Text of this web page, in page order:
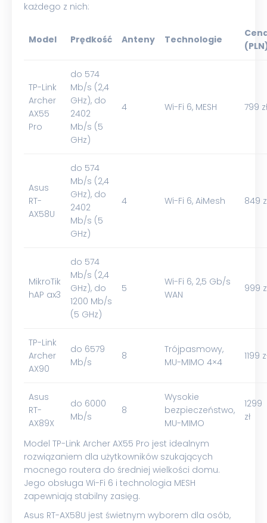
każdego z nich:
Model Prędkość Anteny Technologie
TP-Link
Archer
AX55
Pro
do 574
Mb/s (2,4
GHz), do
2402
Mb/s (5
GHz)
4 Wi-Fi 6, MESH 799 zł
Asus
RT-
AX58U
do 574
Mb/s (2,4
GHz), do
2402
Mb/s (5
GHz)
4 Wi-Fi 6, AiMesh 849
MikroTik
hAP ax3
do 574
Mb/s (2,4
GHz), do
1200 Mb/s
(5 GHz)
5
Wi-Fi 6, 2,5 Gb/s
WAN
999
TP-Link
Archer
AX90
do 6579
Mb/s
8
Trójpasmowy,
MU-MIMO 4×4
1199
Asus
RT-
AX89X
do 6000
Mb/s
8
Wysokie
bezpieczeństwo,
MU-MIMO
1299
zł
Model TP-Link Archer AX55 Pro jest idealnym
rozwiązaniem dla użytkowników szukających
mocnego routera do średniej wielkości domu.
Jego obsługa Wi-Fi 6 i technologia MESH
zapewniają stabilny zasięg.
Asus RT-AX58U jest świetnym wyborem dla osób,